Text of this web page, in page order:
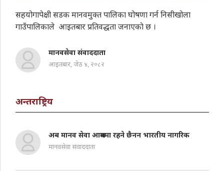
सहयोगापेक्षी सडक मानवमुक्त पालिका घोषणा गर्न निसीखोला
गाउँपालिकाले आइतबार प्रतिवद्धता जनाएकाे छ ।
मानवसेवा संवाददाता
आइतबार, जेठ ४, २०८२
अन्तराष्ट्रिय
अब मानव सेवा आश्रममा रहने छैनन भारतीय नागरिक
मानवसेवा संवाददाता